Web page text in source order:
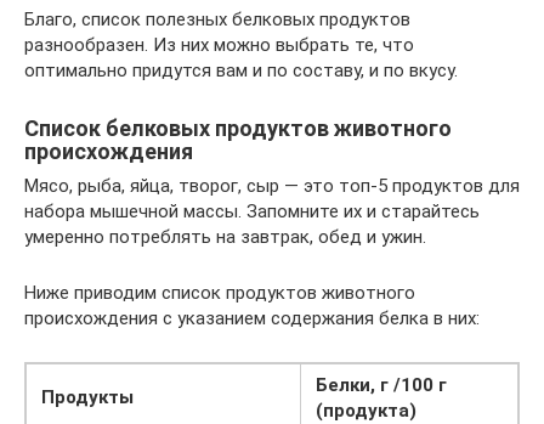
Благо, список полезных белковых продуктов
разнообразен. Из них можно выбрать те, что
оптимально придутся вам и по составу, и по вкусу.
Список белковых продуктов животного
происхождения
Мясо, рыба, яйца, творог, сыр — это топ-5 продуктов для
набора мышечной массы. Запомните их и старайтесь
умеренно потреблять на завтрак, обед и ужин.
Ниже приводим список продуктов животного
происхождения с указанием содержания белка в них:
Продукты
Белки, г /100 г
(продукта)